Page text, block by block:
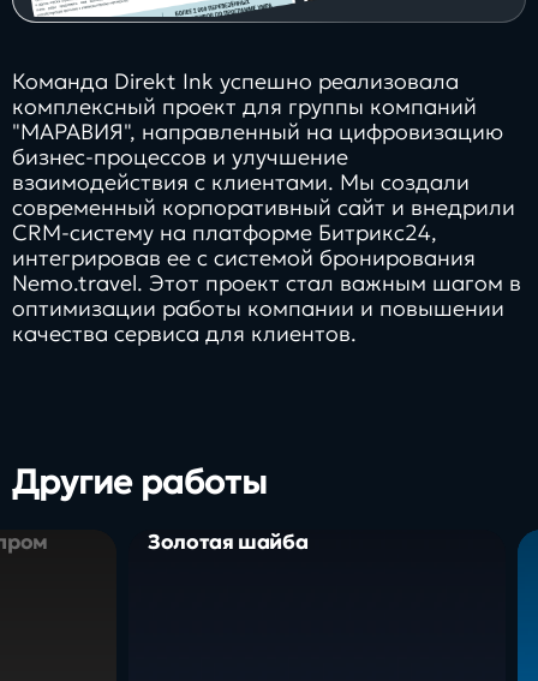
Команда Direkt Ink успешно реализовала
комплексный проект для группы компаний
"МАРАВИЯ", направленный на цифровизацию
бизнес-процессов и улучшение
взаимодействия с клиентами. Мы создали
современный корпоративный сайт и внедрили
CRM-систему на платформе Битрикс24,
интегрировав ее с системой бронирования
Nemo.travel. Этот проект стал важным шагом в
оптимизации работы компании и повышении
качества сервиса для клиентов.
Другие работы
Золотая шайба